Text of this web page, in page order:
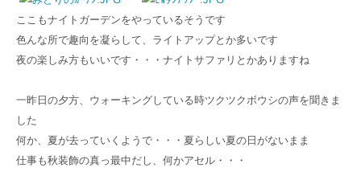
ここもナイトガーデンをやっているそうです
色んな所で趣向を凝らして、ライトアップとか多いです
夜の楽しみ方もいいです・・・ナイトサファリとかありますね
一昨日の夕方、ウォーキングしている時ツクツクボウシの声を聞きま
した
何か、夏が去っていくようで・・・夏らしい夏の日がないまま
仕事も秋装飾の真っ最中だし、何かアセル・・・